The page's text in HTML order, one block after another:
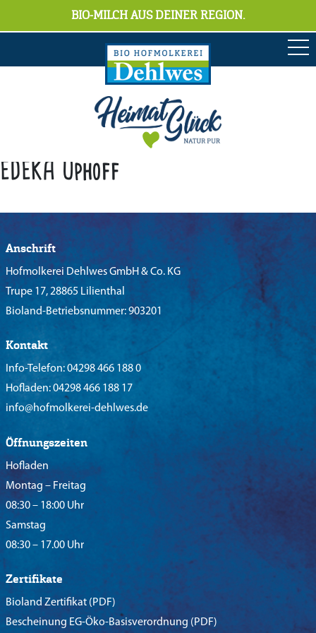
BIO-MILCH AUS DEINER REGION.
EDEKA Uphoff
Anschrift
Hofmolkerei Dehlwes GmbH & Co. KG
Trupe 17, 28865 Lilienthal
Bioland-Betriebsnummer: 903201
Kontakt
Info-Telefon:04298 466 188 0
Hofladen:04298 466 188 17
info@hofmolkerei-dehlwes.de
Öffnungszeiten
Hofladen
Montag – Freitag
08:30 – 18:00 Uhr
Samstag
08:30 – 17.00 Uhr
Zertifikate
Bioland Zertifikat (PDF)
Bescheinung EG-Öko-Basisverordnung (PDF)